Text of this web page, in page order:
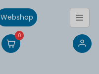
Webshop
0